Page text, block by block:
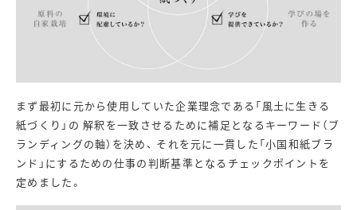
まず最初に元から使用していた企業理念である「風土に生きる
紙づくり」の 解釈を一致させるために補足となるキーワード（ブ
ランディングの軸）を決め、 それを元に一貫した「小国和紙ブラ
ンド」にするための仕事の判断基準となるチェックポイントを
定めました。